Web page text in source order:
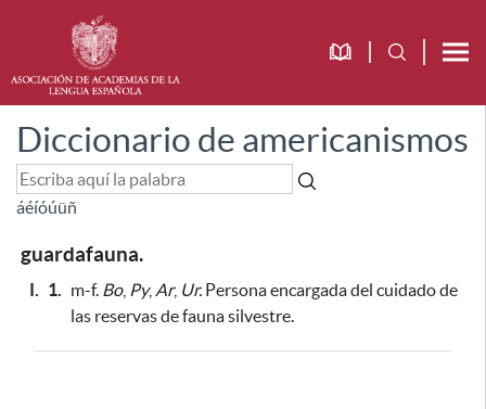
Diccionario de americanismos
áéíóúüñ
guardafauna.
I. 1. m-f. Bo, Py, Ar, Ur. Persona encargada del cuidado de
las reservas de fauna silvestre.